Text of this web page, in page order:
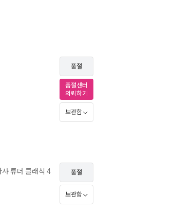
품절
품절센터
의뢰하기
보관함
샤 튜더 클래식 4 품절
보관함